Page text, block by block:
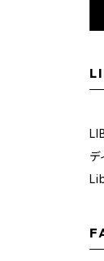
デ